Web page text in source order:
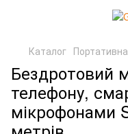
Каталог
Бездротовий
телефону,
мікрофонами